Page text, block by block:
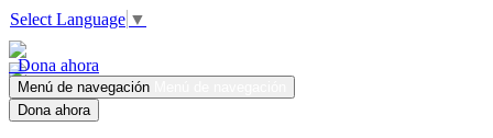
Select Language ▼
Dona ahora
Menú de navegación
Dona ahora